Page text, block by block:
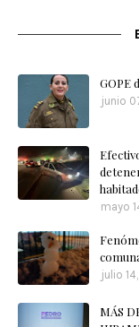
GOPE
junio
mayo
julio
MÁS